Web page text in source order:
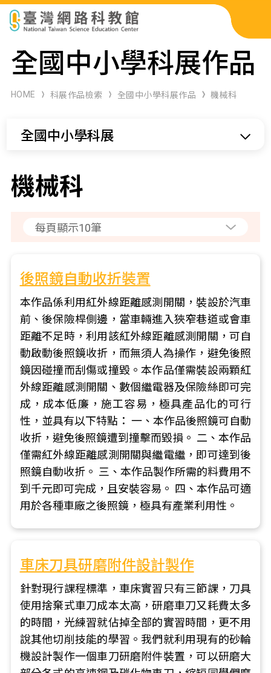
科展作品檢索
科學研習月刊
全國中小學科展作品
HOME 科展作品檢索 全國中小學科展作品 機械科
全國中小學科展
機械科
後照鏡自動收折裝置
本作品係利用紅外線距離感測開關，裝設於汽車
前、後保險桿側邊，當車輛進入狹窄巷道或會車
距離不足時，利用該紅外線距離感測開關，可自
動啟動後照鏡收折，而無須人為操作，避免後照
鏡因碰撞而刮傷或撞毀。本作品僅需裝設兩顆紅
外線距離感測開關、數個繼電器及保險絲即可完
成，成本低廉，施工容易，極具產品化的可行
性，並具有以下特點： 一、本作品後照鏡可自動
收折，避免後照鏡遭到撞擊而毀損。 二、本作品
僅需紅外線距離感測開關與繼電繼，即可達到後
照鏡自動收折。 三、本作品製作所需的料費用不
到千元即可完成，且安裝容易。 四、本作品可適
用於各種車廠之後照鏡，極具有產業利用性。
車床刀具研磨附件設計製作
針對現行課程標準，車床實習只有三節課，刀具
使用捨棄式車刀成本太高，研磨車刀又耗費太多
的時間，光練習就佔掉全部的實習時間，更不用
說其他切削技能的學習。我們就利用現有的砂輪
機設計製作一個車刀研磨附件裝置，可以研磨大